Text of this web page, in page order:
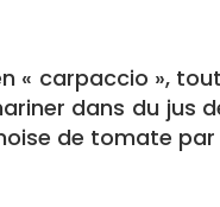
« carpaccio »,
dans du jus
de tomate par